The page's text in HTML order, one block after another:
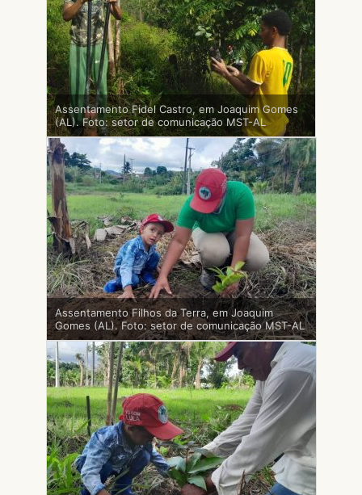
Assentamento Fidel Castro, em Joaquim Gomes
(AL). Foto: setor de comunicação MST-AL
Assentamento Filhos da Terra, em Joaquim
Gomes (AL). Foto: setor de comunicação MST-AL